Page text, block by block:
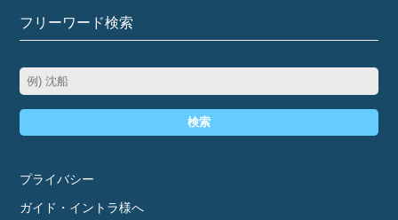
フリーワード検索
検索
プライバシー
ガイド・イントラ様へ